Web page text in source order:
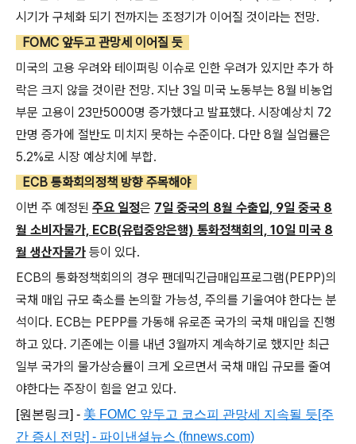
시기가 구체화 되기 전까지는 조정기가 이어질 것이라는 전망.
FOMC 앞두고 관망세 이어질 듯
미국의 고용 우려와 테이퍼링 이슈로 인한 우려가 있지만 추가 하
락은 크지 않을 것이란 전망. 지난 3일 미국 노동부는 8월 비농업
부문 고용이 23만5000명 증가했다고 발표했다. 시장예상치 72
만명 증가에 절반도 미치지 못하는 수준이다. 다만 8월 실업률은
5.2%로 시장 예상치에 부합.
ECB 통화회의정책 방향 주목해야
이번 주 예정된 주요 일정은 7일 중국의 8월 수출입, 9일 중국 8
월 소비자물가, ECB(유럽중앙은행) 통화정책회의, 10일 미국 8
월 생산자물가 등이 있다.
ECB의 통화정책회의의 경우 팬데믹긴급매입프로그램(PEPP)의
국채 매입 규모 축소를 논의할 가능성, 주의를 기울여야 한다는 분
석이다. ECB는 PEPP를 가동해 유로존 국가의 국채 매입을 진행
하고 있다. 기존에는 이를 내년 3월까지 계속하기로 했지만 최근
일부 국가의 물가상승률이 크게 오르면서 국채 매입 규모를 줄여
야한다는 주장이 힘을 얻고 있다.
[원본링크] - 美 FOMC 앞두고 코스피 관망세 지속될 듯[주
간 증시 전망] - 파이낸셜뉴스 (fnnews.com)